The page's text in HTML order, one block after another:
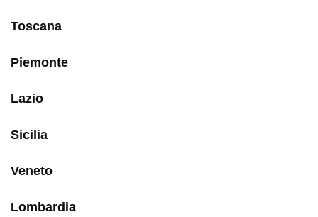
Toscana
Piemonte
Lazio
Sicilia
Veneto
Lombardia